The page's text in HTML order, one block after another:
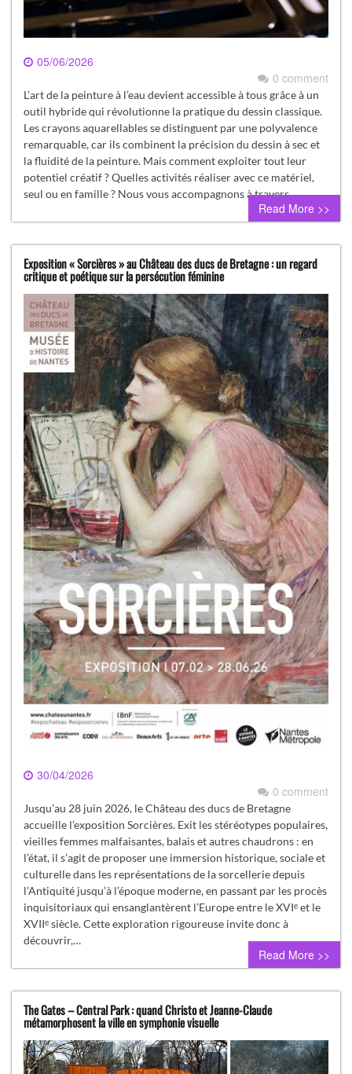
05/06/2026
0 comment
L’art de la peinture à l’eau devient accessible à tous grâce à un
outil hybride qui révolutionne la pratique du dessin classique.
Les crayons aquarellables se distinguent par une polyvalence
remarquable, car ils combinent la précision du dessin à sec et
la fluidité de la peinture. Mais comment exploiter tout leur
potentiel créatif ? Quelles activités réaliser avec ce matériel,
seul ou en famille ? Nous vous accompagnons à travers…
Read More >>
Exposition « Sorcières » au Château des ducs de Bretagne : un regard
critique et poétique sur la persécution féminine
30/04/2026
0 comment
Jusqu’au 28 juin 2026, le Château des ducs de Bretagne
accueille l’exposition Sorcières. Exit les stéréotypes populaires,
vieilles femmes malfaisantes, balais et autres chaudrons : en
l’état, il s’agit de proposer une immersion historique, sociale et
culturelle dans les représentations de la sorcellerie depuis
l’Antiquité jusqu’à l’époque moderne, en passant par les procès
inquisitoriaux qui ensanglantèrent l’Europe entre le XVIᵉ et le
XVIIᵉ siècle. Cette exploration rigoureuse invite donc à
découvrir,…
Read More >>
The Gates – Central Park : quand Christo et Jeanne-Claude
métamorphosent la ville en symphonie visuelle